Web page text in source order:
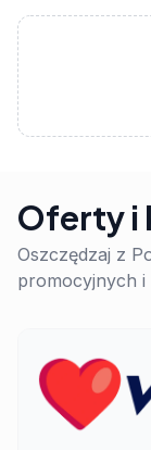
Oferty i
Oszczędzaj z
promocyjnych